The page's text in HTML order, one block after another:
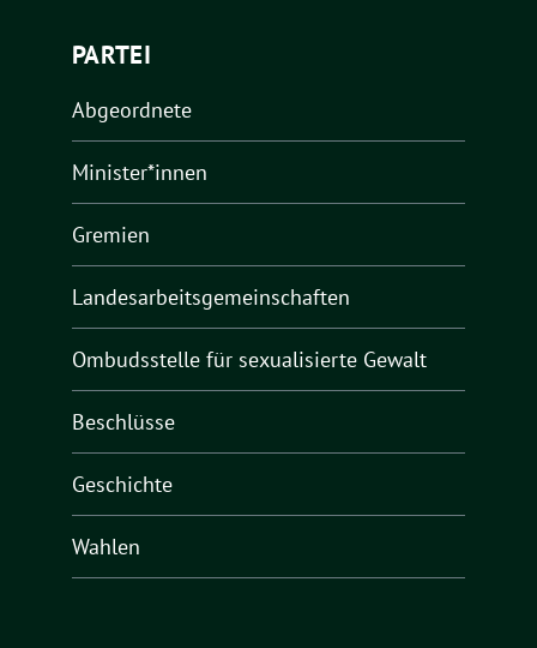
PARTEI
Abgeordnete
Minister*innen
Gremien
Landesarbeitsgemeinschaften
Ombudsstelle für sexualisierte Gewalt
Beschlüsse
Geschichte
Wahlen